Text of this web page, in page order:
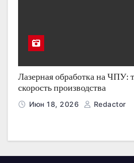
Лазерная обработка на ЧПУ:
скорость производства
Июн 18, 2026 Redactor